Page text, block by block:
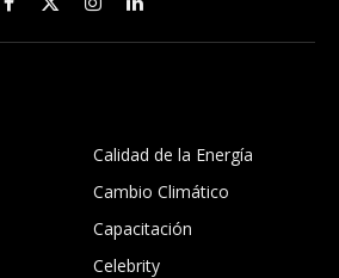
Facebook
X
(Twitter)
InstagramLinkedIn
Calidad de la Energía
Cambio Climático
Capacitación
Celebrity